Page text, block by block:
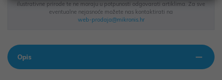
ilustrativne prirode te ne moraju u potpunosti odgovarati artiklima. Za sve
eventualne nejasnoće možete nas kontaktirati na
web-prodaja@mikronis.hr
Opis